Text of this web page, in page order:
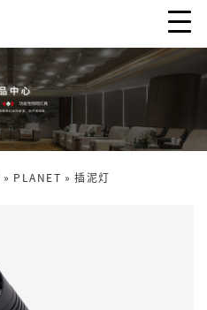
» PLANET » 插泥灯